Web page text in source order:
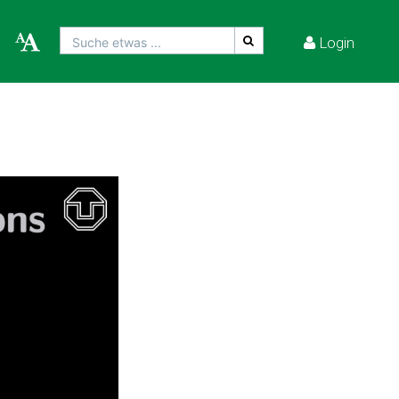
Suche etwas ... Login